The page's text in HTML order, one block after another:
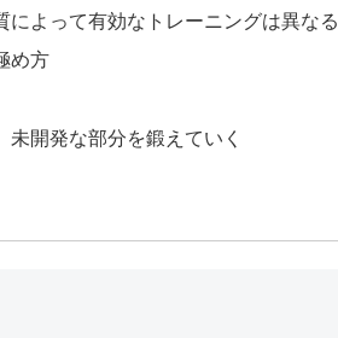
によって有効なトレーニングは異なる
め方
未開発な部分を鍛えていく